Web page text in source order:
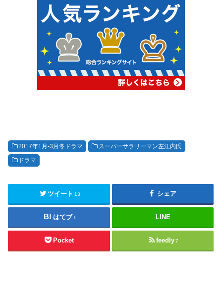
2017年1月-3月冬ドラマ スーパーサラリーマン左江内氏
ドラマ
ツイート 13 シェア
はてブ 1 LINE
Pocket feedly 7